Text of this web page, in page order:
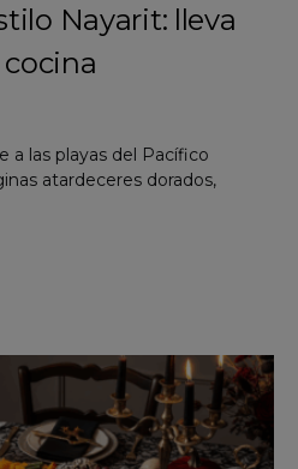
Nayarit: lleva
a las playas del Pacífico
atardeceres dorados,